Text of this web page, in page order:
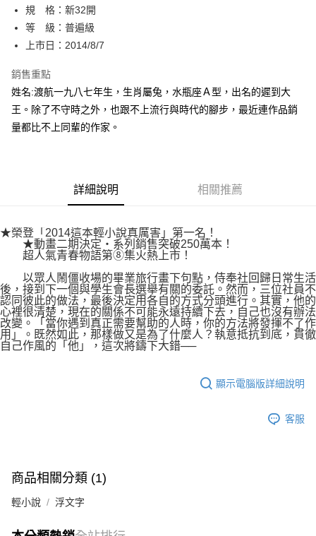
【「AFTEE先享後付」結帳流程】
１．於結帳方式選擇「AFTEE先享後付」後，將跳轉至「AFTEE先享後付」
結帳頁面，進行簡訊認證並確認金額後，即可完成結帳。
２．訂單成立數日內，您將收到繳費通知簡訊。
ATM／網路銀行／等多元方式進行付款，方視為交易完成。
※ 請注意：結帳手續完成當下不需立刻繳費，但若您需要取消訂單，請聯絡
購買商品的店家。未經商家同意取消之訂單仍視為有效，需透過AFTEE先享
後付繳納相關費用。
※ 交易是否成功請以「AFTEE先享後付 」之結帳頁面顯示為準，若有關於
１．透過由恩沛科技股份有限公司提供之「AFTEE先享後付」服務完成之交
易，需依本服務之必要範圍內提供個人資料，並將交易相關給付款項請求債
２．關於個人資料處理事宜，請瀏覽以下網址：
https://aftee.tw/terms/#terms3
３．未成年的使用者請事先徵得法定代理人或監護人之同意方可使用
任。
４．使用「AFTEE先享後付」時，將依據個別帳號之用戶狀況，依本公司即
時審查核予不同之上限額度；若仍有額度不足之情形，本公司將視審查結果
請求用戶進行身份認證。
５．嚴禁一人註冊多個帳號或使用他人資訊註冊。若發現惡意使用之情形，
恩沛科技股份有限公司將有權停止該用戶之使用額度並採取法律行動。
每筆NT$80，滿NT$500(含以上)免運費
付款後全家取貨
每筆NT$80，滿NT$500(含以上)免運費
付款後萊爾富取貨
每筆NT$80，滿NT$500(含以上)免運費
每筆NT$80，滿NT$500(含以上)免運費
每筆NT$100，滿NT$800(含以上)免運費
國家/地區配送 查看運費
規 格：新32開
等 級：普遍級
上市日：2014/8/7
銷售重點
姓名:渡航一九八七年生，生肖屬兔，水瓶座Ａ型，出名的遲到大
王。除了不守時之外，也跟不上流行與時代的腳步，最近連作品銷
量都比不上同輩的作家。
詳細說明 相關推薦
★榮登「2014這本輕小說真厲害」第一名！
★動畫二期決定‧系列銷售突破250萬本！
超人氣青春物語第⑧集火熱上市！
以眾人鬧僵收場的畢業旅行畫下句點，侍奉社回歸日常生活
後，接到下一個與學生會長選舉有關的委託。然而，三位社員不
認同彼此的做法，最後決定用各自的方式分頭進行。其實，他的
心裡很清楚，現在的關係不可能永遠持續下去，自己也沒有辦法
改變。「當你遇到真正需要幫助的人時，你的方法將發揮不了作
用」。既然如此，那樣做又是為了什麼人？執意抵抗到底，貫徹
自己作風的「他」，這次將鑄下大錯──
顯示電腦版詳細說明
客服
商品相關分類 (1)
輕小說 浮文字